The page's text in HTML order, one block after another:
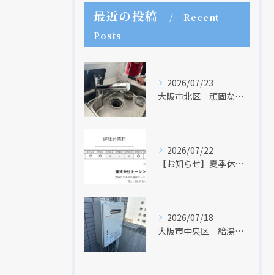
最近の投稿
Recent
Posts
2026/07/23
大阪市北区 頑固な水アカはなかなか取れない・・・
2026/07/22
【お知らせ】夏季休業日のお知らせ【２０２６年】
2026/07/18
大阪市中央区 給湯器のリモコンが無くても、リモコンを設置する方法はあります
現在、新聞に入っている折込チラシです。
クリックでチラシのページにジャンプします
現在、新聞に入っている折込チラシです。
クリックでチラシのページにジャンプします